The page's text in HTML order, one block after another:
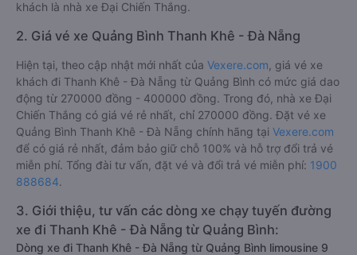
khách là nhà xe Đại Chiến Thắng.
2. Giá vé xe Quảng Bình Thanh Khê - Đà Nẵng
Hiện tại, theo cập nhật mới nhất của Vexere.com , giá vé xe
khách đi Thanh Khê - Đà Nẵng từ Quảng Bình có mức giá dao
động từ 270000 đồng - 400000 đồng. Trong đó, nhà xe Đại
Chiến Thắng có giá vé rẻ nhất, chỉ 270000 đồng. Đặt vé xe
Quảng Bình Thanh Khê - Đà Nẵng chính hãng tại Vexere.com
để có giá rẻ nhất, đảm bảo giữ chỗ 100% và hỗ trợ đổi trả vé
miễn phí. Tổng đài tư vấn, đặt vé và đổi trả vé miễn phí: 1900
888684.
3. Giới thiệu, tư vấn các dòng xe chạy tuyến đường
xe đi Thanh Khê - Đà Nẵng từ Quảng Bình:
Dòng xe đi Thanh Khê - Đà Nẵng từ Quảng Bình limousine 9